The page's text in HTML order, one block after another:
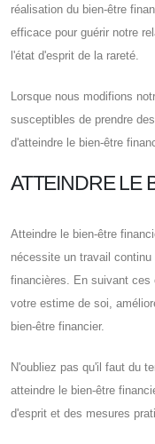
réalisation du bien-être
efficace pour guérir notre
l'état d'esprit de la rareté.
Lorsque nous modifions
susceptibles de prendre
d'atteindre le bien-être
ATTEINDRE LE
Atteindre le bien-être
nécessite un travail
financières. En suivant ces
votre estime de soi,
bien-être financier.
N'oubliez pas qu'il faut du
atteindre le bien-être
d'esprit et des mesures